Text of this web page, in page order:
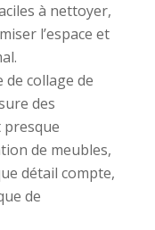
à nettoyer,
l’espace et
collage de
des
presque
de meubles,
détail compte,
de